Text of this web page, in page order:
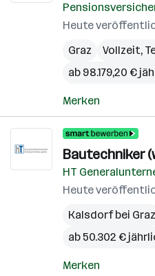
Heute
Graz
Vollzeit,
ab 98.179,20 €
Merken
Bautechniker
HT
Heute
Kalsdorf bei Graz
ab 50.302 €
Merken